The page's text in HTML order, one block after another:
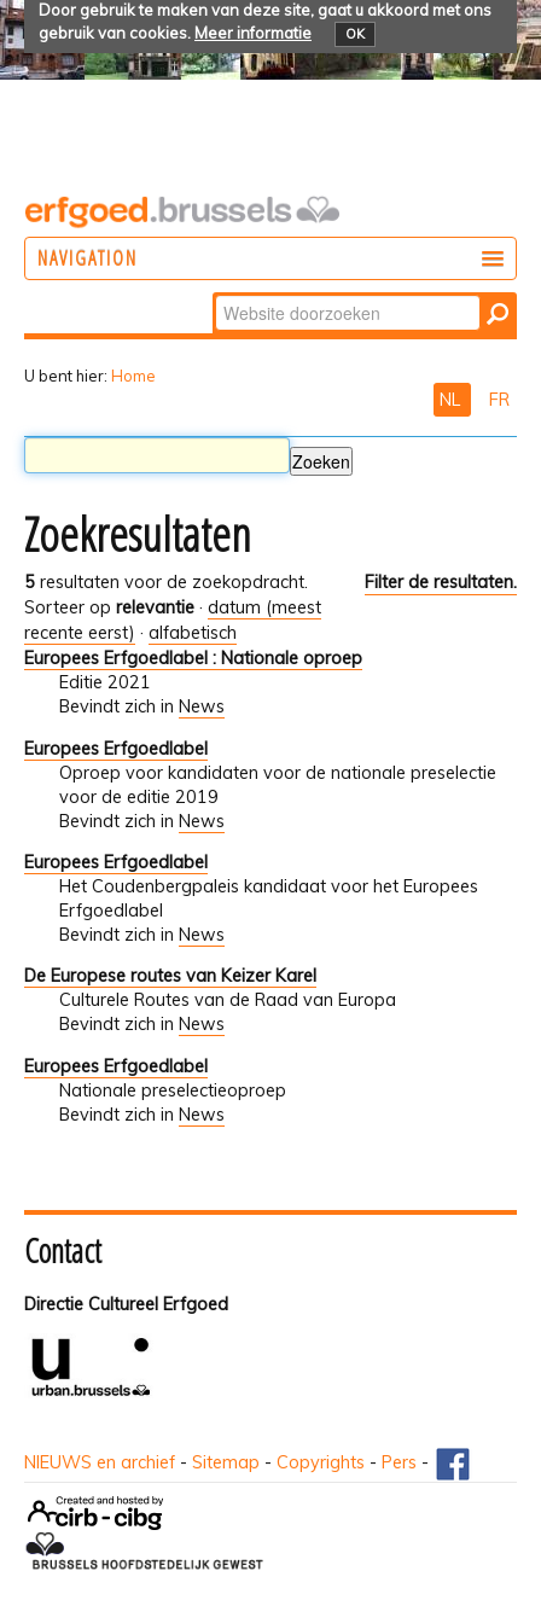
Door gebruik te maken van deze site, gaat u akkoord met ons
gebruik van cookies. Meer informatie OK
NAVIGATION
Zoek
Geavanceerd
U bent hier: Home
NL FR
Zoekresultaten
5 resultaten voor de zoekopdracht.
Filter de resultaten.
Sorteer op relevantie · datum (meest
recente eerst) · alfabetisch
Europees Erfgoedlabel : Nationale oproep
Editie 2021
Bevindt zich in News
Europees Erfgoedlabel
Oproep voor kandidaten voor de nationale preselectie
voor de editie 2019
Bevindt zich in News
Europees Erfgoedlabel
Het Coudenbergpaleis kandidaat voor het Europees
Erfgoedlabel
Bevindt zich in News
De Europese routes van Keizer Karel
Culturele Routes van de Raad van Europa
Bevindt zich in News
Europees Erfgoedlabel
Nationale preselectieoproep
Bevindt zich in News
Contact
Directie Cultureel Erfgoed
NIEUWS en archief - Sitemap - Copyrights - Pers -